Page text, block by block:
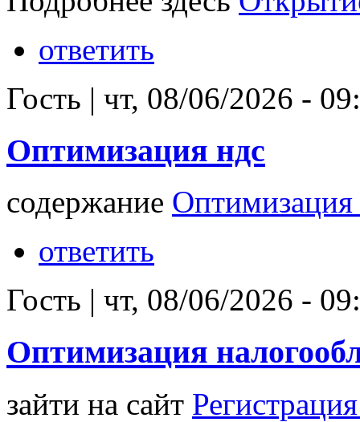
ответить
Гость | чт, 08/06/2026 -
Оптимизация ндс
содержание Оптимизация
ответить
Гость | чт, 08/06/2026 -
Оптимизация
зайти на сайт